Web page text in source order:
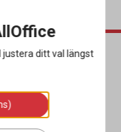
justera ditt val längst